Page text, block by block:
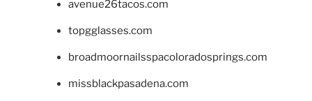
avenue26tacos.com
topgglasses.com
broadmoornailsspacoloradosprings.com
missblackpasadena.com